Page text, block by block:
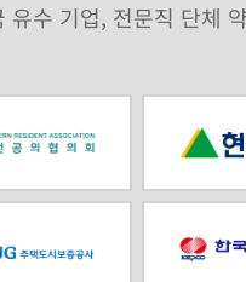
유수 기업, 전문직 단체